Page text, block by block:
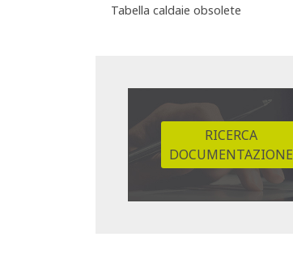
Tabella caldaie obsolete
RICERCA
DOCUMENTAZIONE